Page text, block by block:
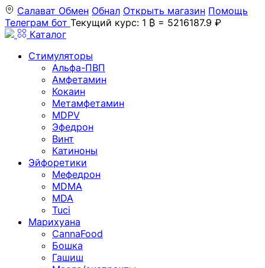
Салават Обмен Обнал Открыть магазин Помощь
Телеграм бот Текущий курс: 1 ₿ = 5216187.9 ₽
Каталог
Стимуляторы
Альфа-ПВП
Амфетамин
Кокаин
Метамфетамин
MDPV
Эфедрон
Винт
Катиноны
Эйфоретики
Мефедрон
MDMA
MDA
Tuci
Марихуана
CannaFood
Бошка
Гашиш